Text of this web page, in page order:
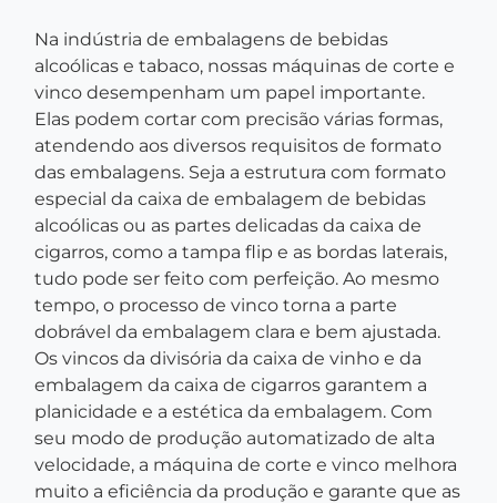
Na indústria de embalagens de bebidas
alcoólicas e tabaco, nossas máquinas de corte e
vinco desempenham um papel importante.
Elas podem cortar com precisão várias formas,
atendendo aos diversos requisitos de formato
das embalagens. Seja a estrutura com formato
especial da caixa de embalagem de bebidas
alcoólicas ou as partes delicadas da caixa de
cigarros, como a tampa flip e as bordas laterais,
tudo pode ser feito com perfeição. Ao mesmo
tempo, o processo de vinco torna a parte
dobrável da embalagem clara e bem ajustada.
Os vincos da divisória da caixa de vinho e da
embalagem da caixa de cigarros garantem a
planicidade e a estética da embalagem. Com
seu modo de produção automatizado de alta
velocidade, a máquina de corte e vinco melhora
muito a eficiência da produção e garante que as